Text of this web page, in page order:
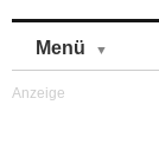
Menü